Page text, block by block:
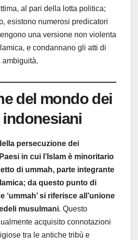
al pari della lotta politica;
esistono numerosi predicatori
una versione non violenta
e condannano gli atti di
ambiguità.
del mondo dei
persecuzione dei
in cui l’Islam è minoritario
di ummah, parte integrante
da questo punto di
‘ummah’ si riferisce all’unione
musulmani. Questo
acquisito connotazioni
tra le antiche tribù e